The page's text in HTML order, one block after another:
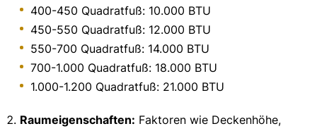
400-450 Quadratfuß: 10.000 BTU
450-550 Quadratfuß: 12.000 BTU
550-700 Quadratfuß: 14.000 BTU
700-1.000 Quadratfuß: 18.000 BTU
1.000-1.200 Quadratfuß: 21.000 BTU
Raumeigenschaften: Faktoren wie Deckenhöhe,